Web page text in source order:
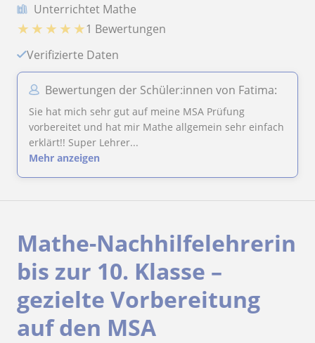
Unterrichtet Mathe
★ ★ ★ ★ ★1 Bewertungen
Verifizierte Daten
Bewertungen der Schüler:innen von Fatima:
Sie hat mich sehr gut auf meine MSA Prüfung
vorbereitet und hat mir Mathe allgemein sehr einfach
erklärt!! Super Lehrer...
Mehr anzeigen
Mathe-Nachhilfelehrerin
bis zur 10. Klasse –
gezielte Vorbereitung
auf den MSA